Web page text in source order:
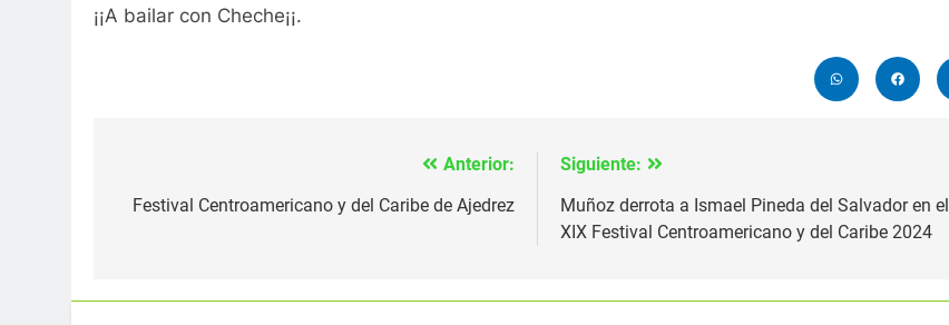
¡¡A bailar con Cheche¡¡.
de
Anterior:
Festival Centroamericano y del Caribe de Ajedrez
Siguiente:
Muñoz derrota a Ismael Pineda del Salvador en el
XIX Festival Centroamericano y del Caribe 2024